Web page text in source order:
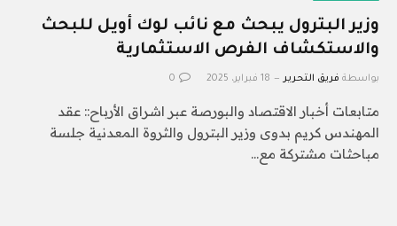
وزير البترول يبحث مع نائب لوك أويل للبحث
والاستكشاف الفرص الاستثمارية
بواسطة فريق التحرير 18 فبراير، 2025 0
متابعات أخبار الاقتصاد والبورصة عبر اشراق الأرباح:: عقد
المهندس كريم بدوى وزير البترول والثروة المعدنية جلسة
مباحثات مشتركة مع…